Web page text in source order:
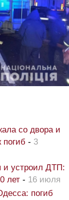
со двора и
- 3
и устроил ДТП:
лет - 16 июля
погиб